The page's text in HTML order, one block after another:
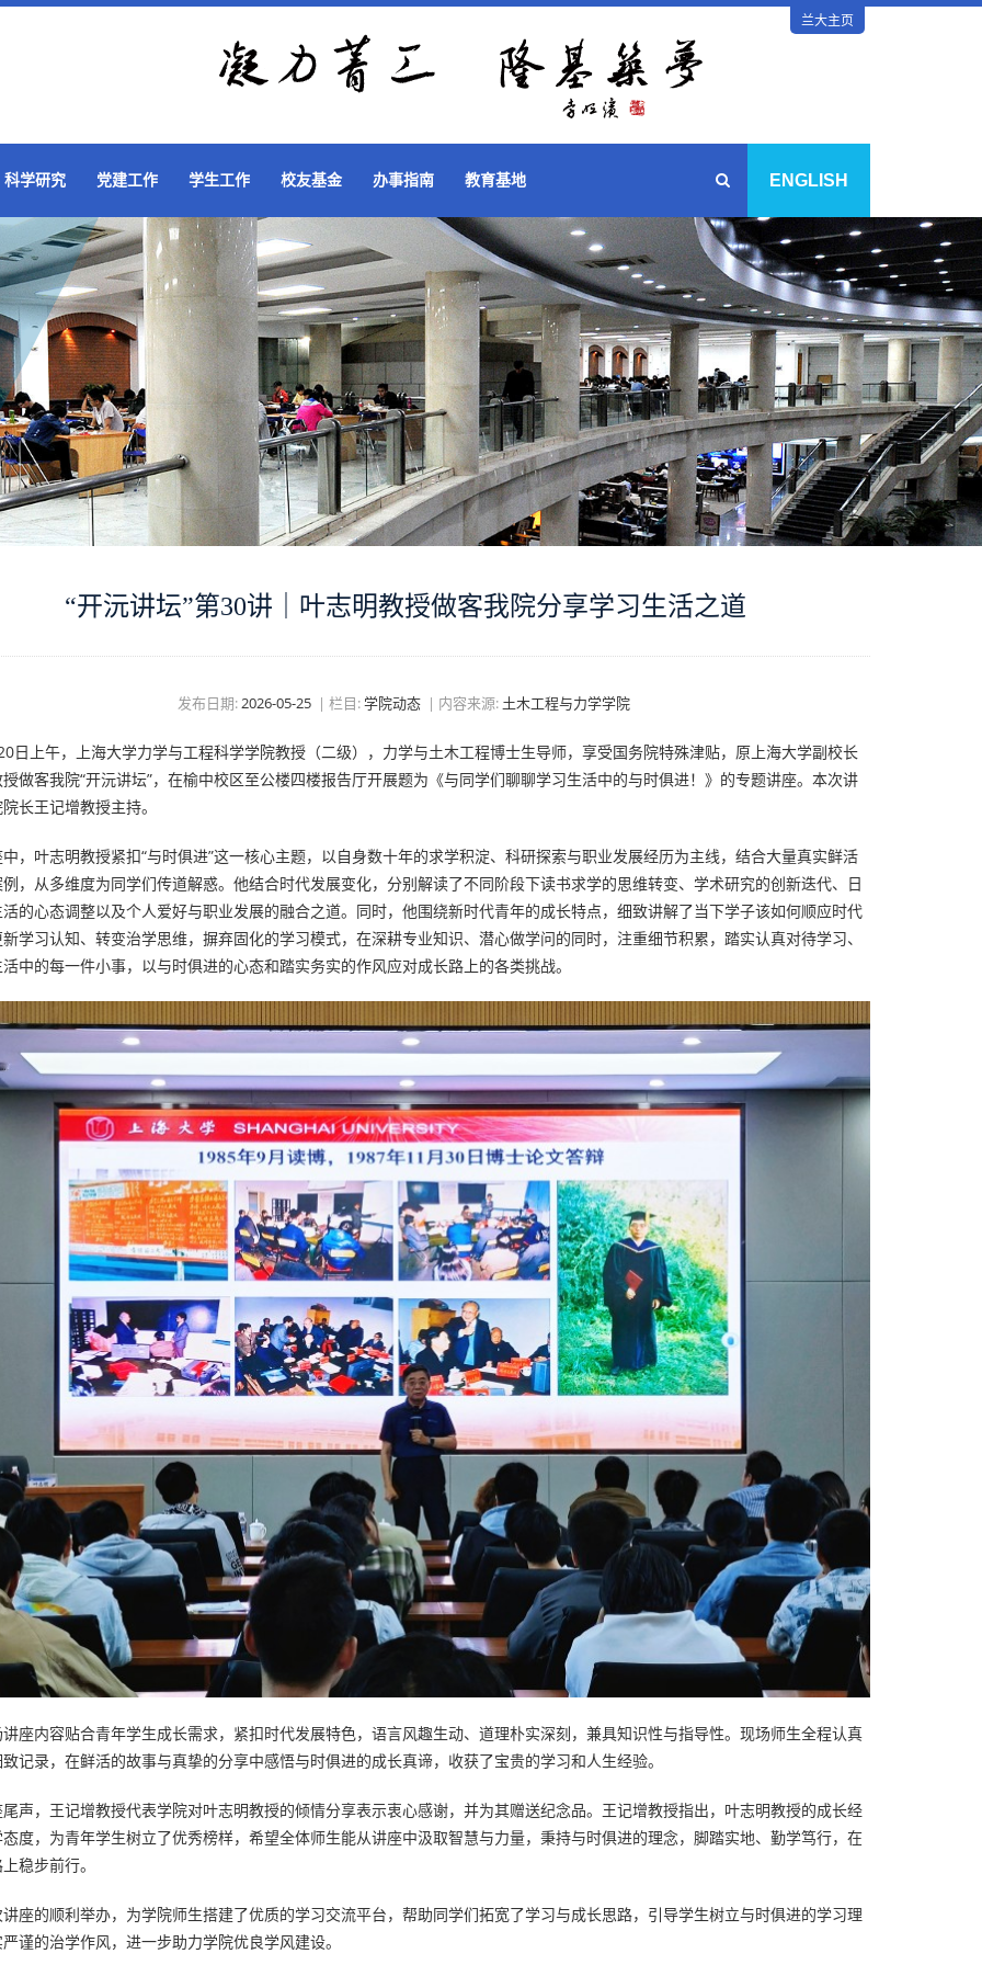
兰大主页
科学研究 党建工作 学生工作 校友基金 办事指南 教育基地 ENGLISH
“开沅讲坛”第30讲｜叶志明教授做客我院分享学习生活之道
发布日期:2026-05-25 |栏目:学院动态 | 内容来源: 土木工程与力学学院
午，上海大学力学与工程科学学院教授（二级），力学与土木工程博士生导师，享受国务院特殊津贴，原上海大学副校长
做客我院“开沅讲坛”，在榆中校区至公楼四楼报告厅开展题为《与同学们聊聊学习生活中的与时俱进！》的专题讲座。本次讲
长王记增教授主持。
志明教授紧扣“与时俱进”这一核心主题，以自身数十年的求学积淀、科研探索与职业发展经历为主线，结合大量真实鲜活
，从多维度为同学们传道解惑。他结合时代发展变化，分别解读了不同阶段下读书求学的思维转变、学术研究的创新迭代、日
的心态调整以及个人爱好与职业发展的融合之道。同时，他围绕新时代青年的成长特点，细致讲解了当下学子该如何顺应时代
学习认知、转变治学思维，摒弃固化的学习模式，在深耕专业知识、潜心做学问的同时，注重细节积累，踏实认真对待学习、
中的每一件小事，以与时俱进的心态和踏实务实的作风应对成长路上的各类挑战。
内容贴合青年学生成长需求，紧扣时代发展特色，语言风趣生动、道理朴实深刻，兼具知识性与指导性。现场师生全程认真
记录，在鲜活的故事与真挚的分享中感悟与时俱进的成长真谛，收获了宝贵的学习和人生经验。
，王记增教授代表学院对叶志明教授的倾情分享表示衷心感谢，并为其赠送纪念品。王记增教授指出，叶志明教授的成长经
度，为青年学生树立了优秀榜样，希望全体师生能从讲座中汲取智慧与力量，秉持与时俱进的理念，脚踏实地、勤学笃行，在
稳步前行。
的顺利举办，为学院师生搭建了优质的学习交流平台，帮助同学们拓宽了学习与成长思路，引导学生树立与时俱进的学习理
谨的治学作风，进一步助力学院优良学风建设。